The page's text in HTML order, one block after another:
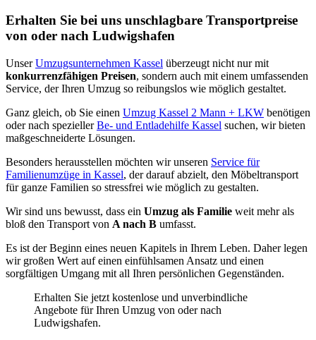
Erhalten Sie bei uns unschlagbare Transportpreise
von oder nach Ludwigshafen
UnserUmzugsunternehmen Kassel überzeugt nicht nur mit
konkurrenzfähigen Preisen, sondern auch mit einem umfassenden
Service, der Ihren Umzug so reibungslos wie möglich gestaltet.
Ganz gleich, ob Sie einen Umzug Kassel 2 Mann + LKW benötigen
oder nach speziellerBe- und Entladehilfe Kassel suchen, wir bieten
maßgeschneiderte Lösungen.
Besonders herausstellen möchten wir unseren Service für
Familienumzüge in Kassel, der darauf abzielt, den Möbeltransport
für ganze Familien so stressfrei wie möglich zu gestalten.
Wir sind uns bewusst, dass ein Umzug als Familie weit mehr als
bloß den Transport von A nach B umfasst.
Es ist der Beginn eines neuen Kapitels in Ihrem Leben. Daher legen
wir großen Wert auf einen einfühlsamen Ansatz und einen
sorgfältigen Umgang mit all Ihren persönlichen Gegenständen.
Erhalten Sie jetzt kostenlose und unverbindliche
Angebote für Ihren Umzug von oder nach
Ludwigshafen.